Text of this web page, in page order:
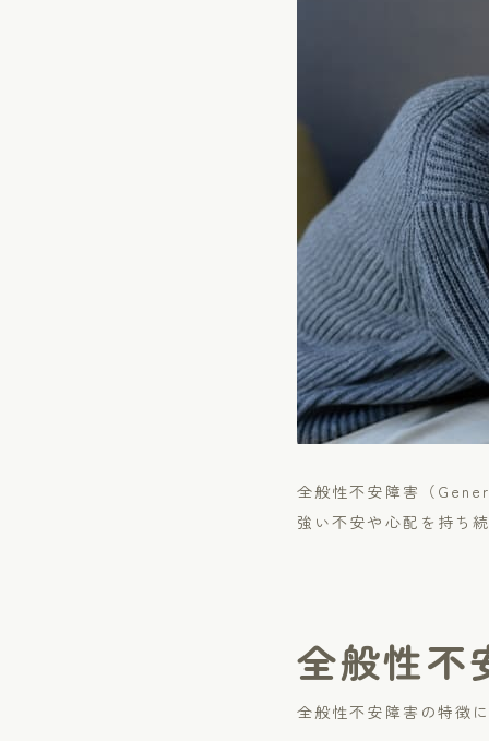
全般性不安障害（
強い不安や心配を持ち
全般性不
全般性不安障害の特徴